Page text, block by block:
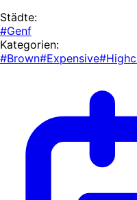
Städte:
#Genf
Kategorien:
#Brown#Expensive